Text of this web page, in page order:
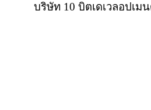
บริษัท 10 บิตเดเวลอปเม